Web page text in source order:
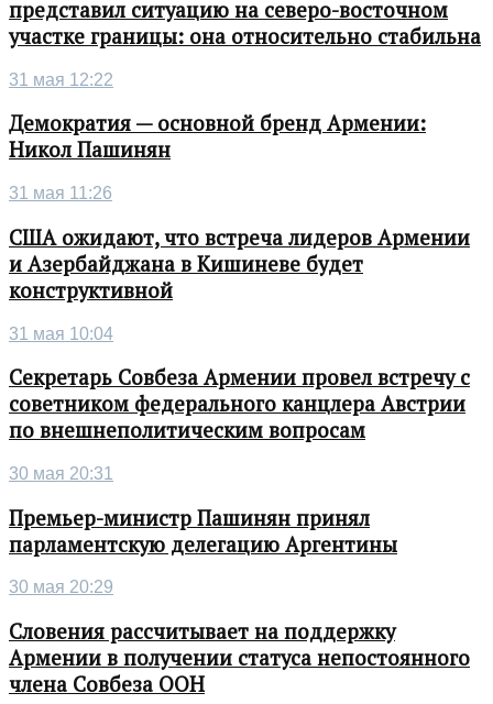
представил ситуацию на северо-восточном
участке границы: она относительно стабильна
31 мая 12:22
Демократия — основной бренд Армении:
Никол Пашинян
31 мая 11:26
США ожидают, что встреча лидеров Армении
и Азербайджана в Кишиневе будет
конструктивной
31 мая 10:04
Секретарь Совбеза Армении провел встречу с
советником федерального канцлера Австрии
по внешнеполитическим вопросам
30 мая 20:31
Премьер-министр Пашинян принял
парламентскую делегацию Аргентины
30 мая 20:29
Словения рассчитывает на поддержку
Армении в получении статуса непостоянного
члена Совбеза ООН